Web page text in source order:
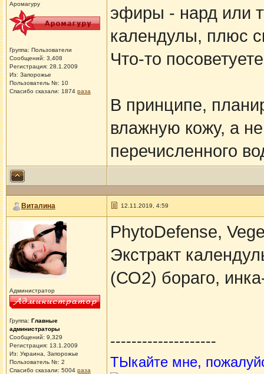
Аромагуру
Группа: Пользователи
Сообщений: 3,408
Регистрация: 28.1.2009
Из: Запорожье
Пользователь №: 10
Спасибо сказали: 1874 раза
эфиры - нард или
календулы, плюс
Что-то
В принципе,
влажную кожу, а не
перечисленного
Виталина 12.11.2019, 4:59
Администратор
Группа: Главные
администраторы
Сообщений: 9,329
Регистрация: 13.1.2009
Из: Украина, Запорожье
Пользователь №: 2
Спасибо сказали: 5004 раза
PhytoDefense,
Экстракт
(СО2) бораго,
--------------------
ТЫкайте мне,